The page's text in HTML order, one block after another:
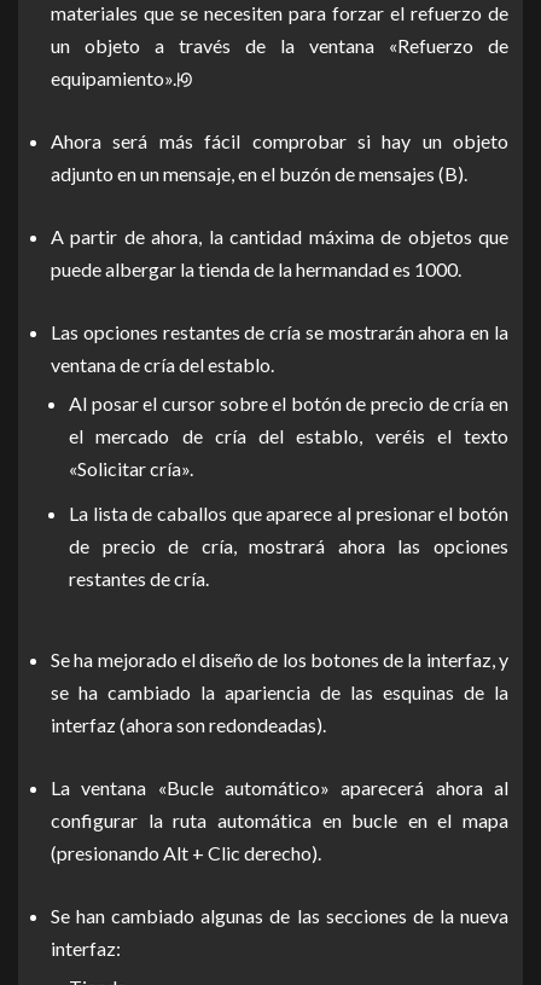
materiales que se necesiten para forzar el refuerzo de
un objeto a través de la ventana «Refuerzo de
equipamiento».ꡟ
Ahora será más fácil comprobar si hay un objeto
adjunto en un mensaje, en el buzón de mensajes (B).
A partir de ahora, la cantidad máxima de objetos que
puede albergar la tienda de la hermandad es 1000.
Las opciones restantes de cría se mostrarán ahora en la
ventana de cría del establo.
Al posar el cursor sobre el botón de precio de cría en
el mercado de cría del establo, veréis el texto
«Solicitar cría».
La lista de caballos que aparece al presionar el botón
de precio de cría, mostrará ahora las opciones
restantes de cría.
Se ha mejorado el diseño de los botones de la interfaz, y
se ha cambiado la apariencia de las esquinas de la
interfaz (ahora son redondeadas).
La ventana «Bucle automático» aparecerá ahora al
configurar la ruta automática en bucle en el mapa
(presionando Alt + Clic derecho).
Se han cambiado algunas de las secciones de la nueva
interfaz: